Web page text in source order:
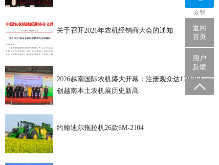
关于召开2026年农机经销商大会的通知
2026越南国际农机盛大开幕：注册观众达12000人，
创越南本土农机展历史新高
约翰迪尔拖拉机26款6M-2104
众智
返回
首页
用户
反馈